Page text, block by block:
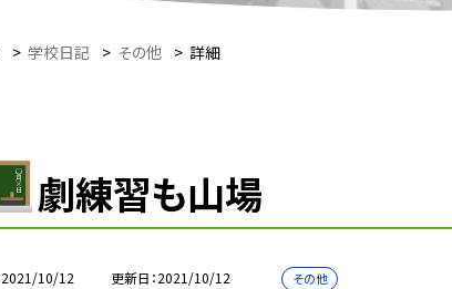
> 学校日記 > その他 > 詳細
劇練習も山場
2021/10/12 更新日 2021/10/12 その他